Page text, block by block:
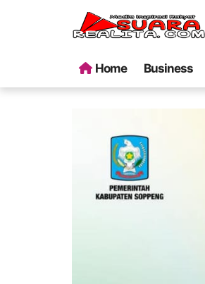
Home Business